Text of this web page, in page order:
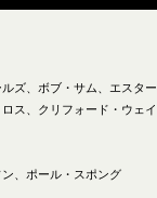
ズ、ボブ・サム、エスタ
ス、クリフォード・ウェ
、ポール・スポング